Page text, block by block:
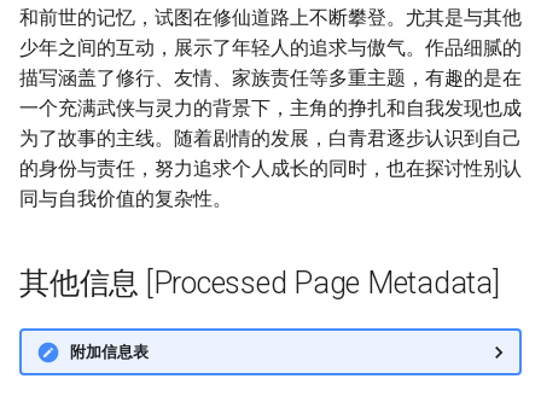
和前世的记忆，试图在修仙道路上不断攀登。尤其是与其他
少年之间的互动，展示了年轻人的追求与傲气。作品细腻的
描写涵盖了修行、友情、家族责任等多重主题，有趣的是在
一个充满武侠与灵力的背景下，主角的挣扎和自我发现也成
为了故事的主线。随着剧情的发展，白青君逐步认识到自己
的身份与责任，努力追求个人成长的同时，也在探讨性别认
同与自我价值的复杂性。
其他信息 [Processed Page Metadata]
附加信息表